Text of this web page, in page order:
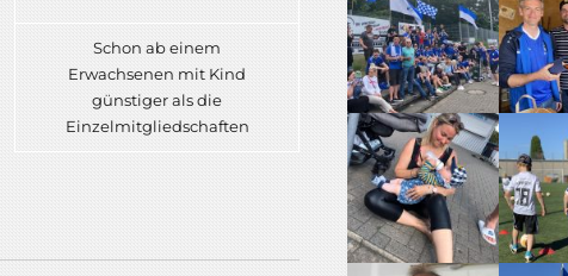
Schon ab einem
Erwachsenen mit Kind
günstiger als die
Einzelmitgliedschaften